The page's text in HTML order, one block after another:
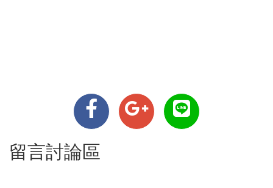
留言討論區